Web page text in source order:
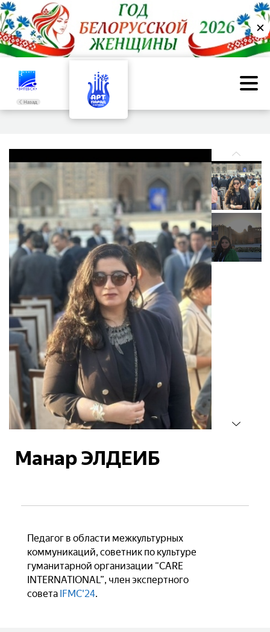
✕
Назад
Манар ЭЛДЕИБ
Педагог в области межкультурных
коммуникаций, советник по культуре
гуманитарной организации “CARE
INTERNATIONAL”, член экспертного
совета IFMC'24.